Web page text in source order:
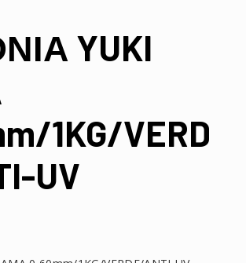
YUKI
1KG/VERD
UV